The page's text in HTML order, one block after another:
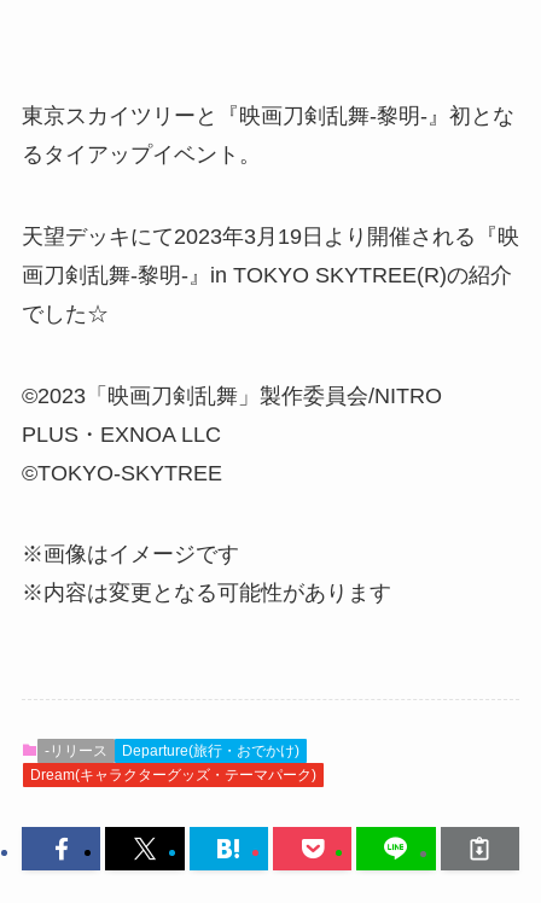
東京スカイツリーと『映画刀剣乱舞-黎明-』初とな
るタイアップイベント。
天望デッキにて2023年3月19日より開催される『映
画刀剣乱舞-黎明-』in TOKYO SKYTREE(R)の紹介
でした☆
©2023「映画刀剣乱舞」製作委員会/NITRO
PLUS・EXNOA LLC
©TOKYO-SKYTREE
※画像はイメージです
※内容は変更となる可能性があります
-リリース
Departure(旅行・おでかけ)
Dream(キャラクターグッズ・テーマパーク)